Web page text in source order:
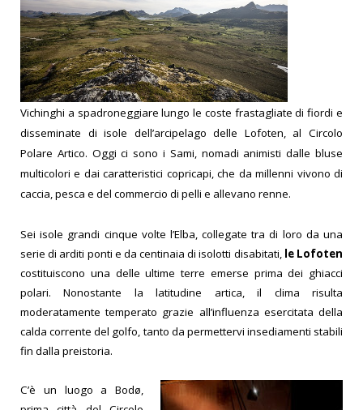
Vichinghi a spadroneggiare lungo le coste frastagliate di fiordi e
disseminate di isole dell’arcipelago delle Lofoten, al Circolo
Polare Artico. Oggi ci sono i Sami, nomadi animisti dalle bluse
multicolori e dai caratteristici copricapi, che da millenni vivono di
caccia, pesca e del commercio di pelli e allevano renne.
Sei isole grandi cinque volte l’Elba, collegate tra di loro da una
serie di arditi ponti e da centinaia di isolotti disabitati, le Lofoten
costituiscono una delle ultime terre emerse prima dei ghiacci
polari. Nonostante la latitudine artica, il clima risulta
moderatamente temperato grazie all’influenza esercitata della
calda corrente del golfo, tanto da permettervi insediamenti stabili
fin dalla preistoria.
C’è un luogo a Bodø,